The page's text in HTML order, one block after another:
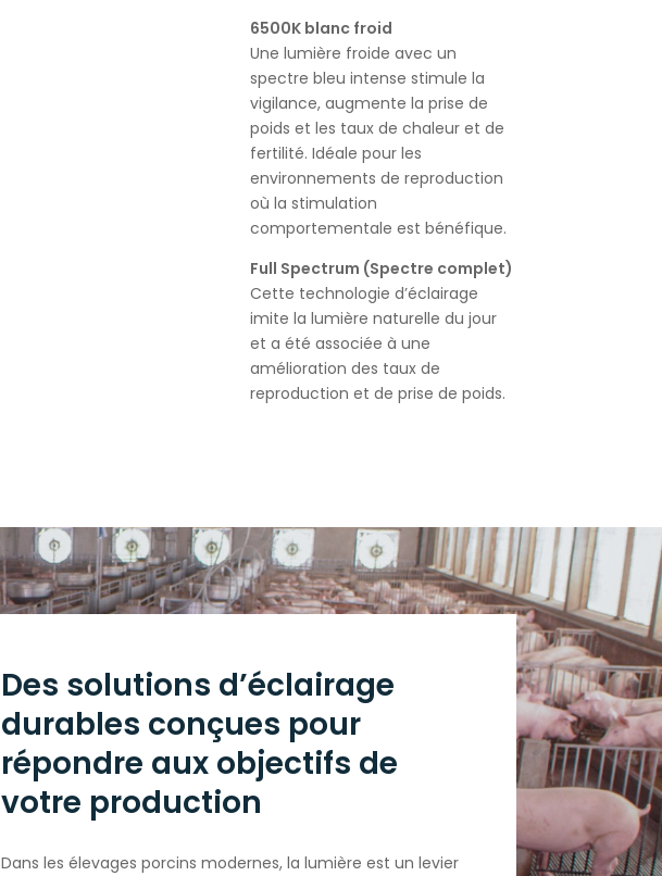
6500K blanc froid
Une lumière froide avec un
spectre bleu intense stimule la
vigilance, augmente la prise de
poids et les taux de chaleur et de
fertilité. Idéale pour les
environnements de reproduction
où la stimulation
comportementale est bénéfique.
Full Spectrum (Spectre complet)
Cette technologie d’éclairage
imite la lumière naturelle du jour
et a été associée à une
amélioration des taux de
reproduction et de prise de poids.
Des solutions d’éclairage
durables conçues pour
répondre aux objectifs de
votre production
Dans les élevages porcins modernes, la lumière est un levier